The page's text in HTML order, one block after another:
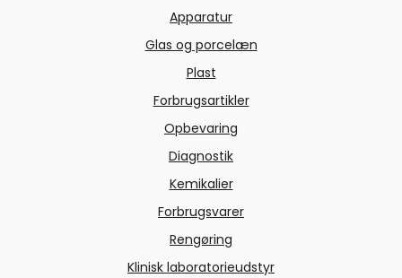
Apparatur
Glas og porcelæn
Plast
Forbrugsartikler
Opbevaring
Diagnostik
Kemikalier
Forbrugsvarer
Rengøring
Klinisk laboratorieudstyr